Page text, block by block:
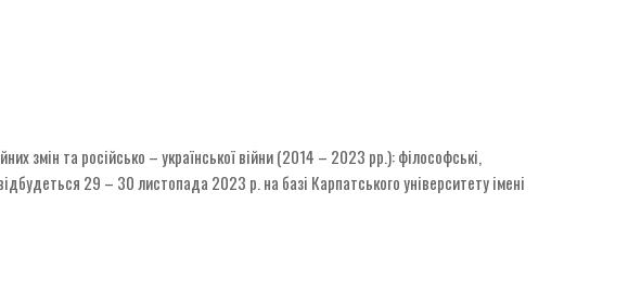
змін та російсько – української війни (2014 – 2023 рр.): філософські,
29 – 30 листопада 2023 р. на базі Карпатського університету імені